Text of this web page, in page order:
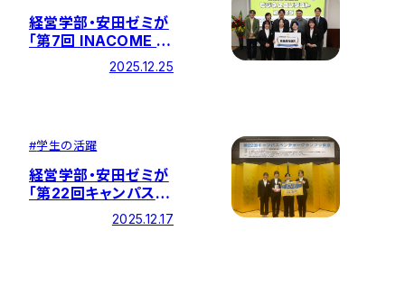
経営学部・安田ゼミが
「第7回 INACOME ビ
ジネスコンテスト
2025」で審査員特別
2025.12.25
#学生の活躍
経営学部・安田ゼミが
「第22回キャンパスベ
ンチャーグランプリ東
京大会」で奨励賞を受
2025.12.17